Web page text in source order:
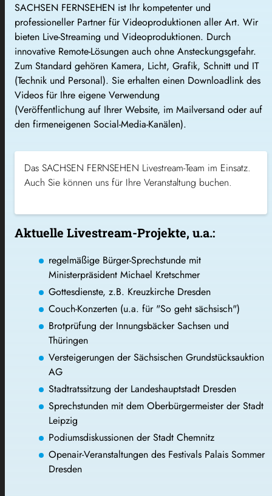
SACHSEN FERNSEHEN ist Ihr kompetenter und
professioneller Partner für Videoproduktionen aller Art. Wir
bieten Live-Streaming und Videoproduktionen. Durch
innovative Remote-Lösungen auch ohne Ansteckungsgefahr.
Zum Standard gehören Kamera, Licht, Grafik, Schnitt und IT
(Technik und Personal). Sie erhalten einen Downloadlink des
Videos für Ihre eigene Verwendung
(Veröffentlichung auf IhrerWebsite, im Mailversand oder auf
den firmeneigenen Social-Media-Kanälen).
Das SACHSEN FERNSEHEN Livestream-Team im Einsatz.
Auch Sie können uns für Ihre Veranstaltung buchen.
Aktuelle Livestream-Projekte, u.a.:
regelmäßige Bürger-Sprechstunde mit
Ministerpräsident Michael Kretschmer
Gottesdienste, z.B. Kreuzkirche Dresden
Couch-Konzerten (u.a. für "So geht sächsisch")
Brotprüfung der Innungsbäcker Sachsen und
Thüringen
Versteigerungen der Sächsischen Grundstücksauktion
AG
Stadtratssitzung der Landeshauptstadt Dresden
Sprechstunden mit dem Oberbürgermeister der Stadt
Leipzig
Podiumsdiskussionen der Stadt Chemnitz
Openair-Veranstaltungen des Festivals Palais Sommer
Dresden